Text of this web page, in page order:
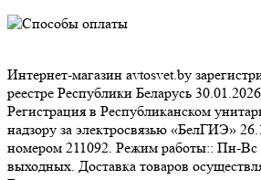
Интернет-магазин avtosvet.by
реестре Республики Беларусь
Регистрация в Республиканском
надзору за электросвязью «БелГИЭ»
номером 211092. Режим работы:: Пн-Вс
выходных. Доставка товаров